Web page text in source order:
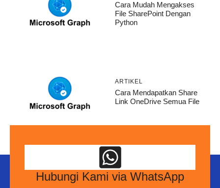
Cara Mudah Mengakses
File SharePoint Dengan
Python
ARTIKEL
Cara Mendapatkan Share
Link OneDrive Semua File
Hubungi Kami via WhatsApp